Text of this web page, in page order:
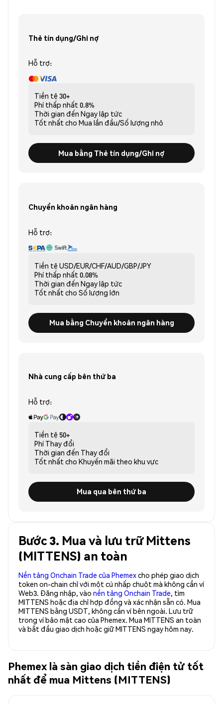
Thẻ tín dụng/Ghi nợ
Hỗ trợ:
Tiền tệ 30+
Phí thấp nhất 0.8%
Thời gian đến Ngay lập tức
Tốt nhất cho Mua lần đầu/Số lượng nhỏ
Mua bằng Thẻ tín dụng/Ghi nợ
Chuyển khoản ngân hàng
Hỗ trợ:
Tiền tệ USD/EUR/CHF/AUD/GBP/JPY
Phí thấp nhất 0.08%
Thời gian đến Ngay lập tức
Tốt nhất cho Số lượng lớn
Mua bằng Chuyển khoản ngân hàng
Nhà cung cấp bên thứ ba
Hỗ trợ:
Tiền tệ 50+
Phí Thay đổi
Thời gian đến Thay đổi
Tốt nhất cho Khuyến mãi theo khu vực
Mua qua bên thứ ba
Bước 3. Mua và lưu trữ Mittens
(MITTENS) an toàn
Nền tảng Onchain Trade của Phemexcho phép giao dịch
token on-chain chỉ với một cú nhấp chuột mà không cần ví
Web3. Đăng nhập, vào nền tảng Onchain Trade, tìm
MITTENS hoặc địa chỉ hợp đồng và xác nhận sẵn có. Mua
MITTENS bằng USDT, không cần ví bên ngoài. Lưu trữ
trong ví bảo mật cao của Phemex. Mua MITTENS an toàn
và bắt đầu giao dịch hoặc giữ MITTENS ngay hôm nay.
Phemex là sàn giao dịch tiền điện tử tốt
nhất để mua Mittens (MITTENS)